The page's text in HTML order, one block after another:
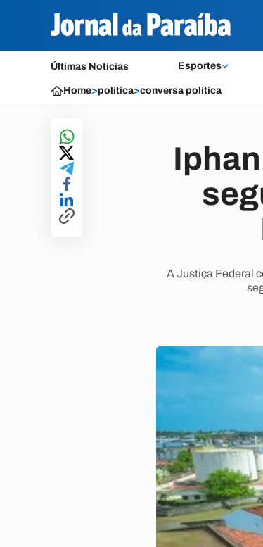
Últimas Notícias Esportes
Home>política>conversa política
A Justiça Federal